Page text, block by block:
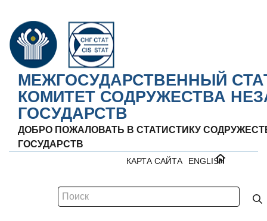
МЕЖГОСУДАРСТВЕННЫЙ
КОМИТЕТ СОДРУЖЕСТВА
ГОСУДАРСТВ
ДОБРО ПОЖАЛОВАТЬ В СТАТИСТИКУ
ГОСУДАРСТВ
ENGLISH
КАРТА САЙТА